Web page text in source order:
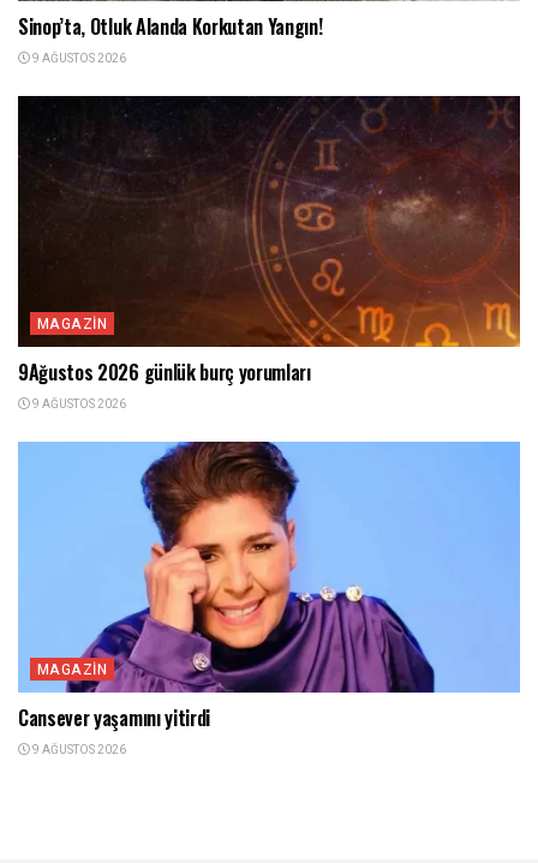
Sinop’ta, Otluk Alanda Korkutan Yangın!
9 AĞUSTOS 2026
MAGAZIN
9Ağustos 2026 günlük burç yorumları
9 AĞUSTOS 2026
MAGAZIN
Cansever yaşamını yitirdi
9 AĞUSTOS 2026